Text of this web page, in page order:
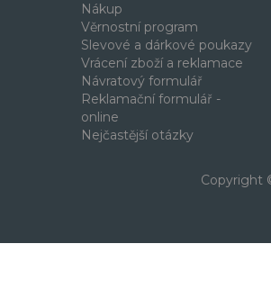
Nákup
Věrnostní program
Slevové a dárkové poukazy
Vrácení zboží a reklamace
Návratový formulář
Reklamační formulář -
online
Nejčastější otázky
Copyright